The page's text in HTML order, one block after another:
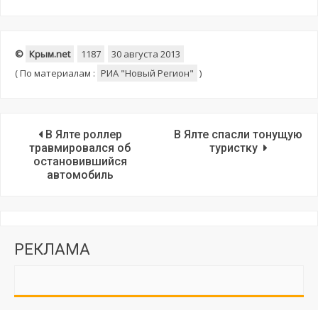
© Крым.net 1187
30 августа 2013
(По материалам : РИА "Новый Регион" )
В Ялте роллер
травмировался об
остановившийся
автомобиль
В Ялте спасли тонущую
туристку
РЕКЛАМА